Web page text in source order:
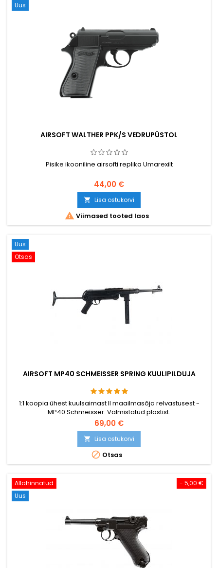
Uus
AIRSOFT WALTHER PPK/S VEDRUPÜSTOL
Pisike ikooniline airsofti replika Umarexilt
44,00 €
 Lisa ostukorvi
 Viimased tooted laos
Uus
Otsas
AIRSOFT MP40 SCHMEISSER SPRING KUULIPILDUJA
1:1 koopia ühest kuulsaimast II maailmasõja relvastusest -
MP40 Schmeisser. Valmistatud plastist.
69,00 €
 Lisa ostukorvi
 Otsas
- 5,00 €
Allahinnatud
Uus